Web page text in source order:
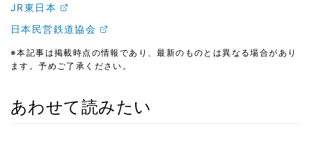
JR東日本
日本民営鉄道協会
※本記事は掲載時点の情報であり、最新のものとは異なる場合があり
ます。予めご了承ください。
あわせて読みたい